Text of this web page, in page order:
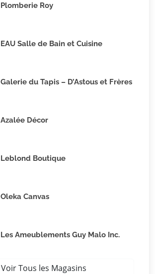
Plomberie Roy
EAU Salle de Bain et Cuisine
Galerie du Tapis – D’Astous et Frères
Azalée Décor
Leblond Boutique
Oleka Canvas
Les Ameublements Guy Malo Inc.
Voir Tous les Magasins